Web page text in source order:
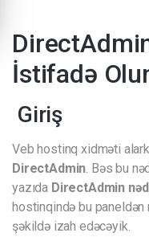
İstifadə
Giriş
Veb hostinq xidməti
DirectAdmin. Bəs bu
yazıda DirectAdmin
hostinqində bu
şəkildə izah edəcəyik.